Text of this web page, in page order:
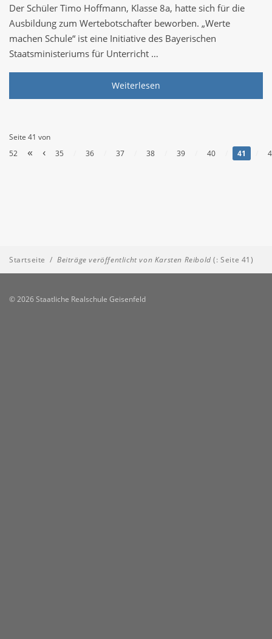
Der Schüler Timo Hoffmann, Klasse 8a, hatte sich für die
Ausbildung zum Wertebotschafter beworben. „Werte
machen Schule“ ist eine Initiative des Bayerischen
Staatsministeriums für Unterricht …
Weiterlesen
Seite 41 von
52
« ‹ 35 36 37 38 39 40 41
Startseite / Beiträge veröffentlicht von Karsten Reibold (: Seite 41)
© 2026 Staatliche Realschule Geisenfeld